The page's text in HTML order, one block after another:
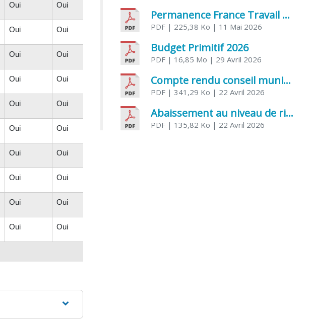
Oui Oui
Oui Oui
Oui Oui
Oui Oui
Oui Oui
Oui Oui
Oui Oui
Oui Oui
Oui Oui
Oui Oui
Permanence France Travail au CCAS de Saujon Juin 2026
PDF | 225,38 Ko | 11 Mai 2026
Budget Primitif 2026
PDF | 16,85 Mo | 29 Avril 2026
Compte rendu conseil municipal – 7 avril 2026
PDF | 341,29 Ko | 22 Avril 2026
Abaissement au niveau de risque modéré de l’Influenza aviaire
PDF | 135,82 Ko | 22 Avril 2026